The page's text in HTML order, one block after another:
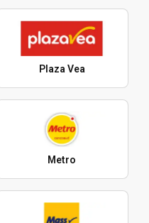
Plaza Vea
Metro